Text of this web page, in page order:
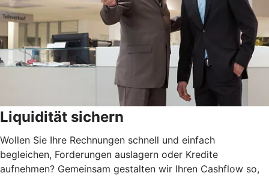
Liquidität sichern
Wollen Sie Ihre Rechnungen schnell und einfach
begleichen, Forderungen auslagern oder Kredite
aufnehmen? Gemeinsam gestalten wir Ihren Cashflow so,